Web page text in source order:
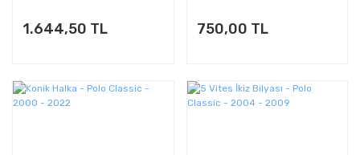
1.644,50 TL 750,00 TL